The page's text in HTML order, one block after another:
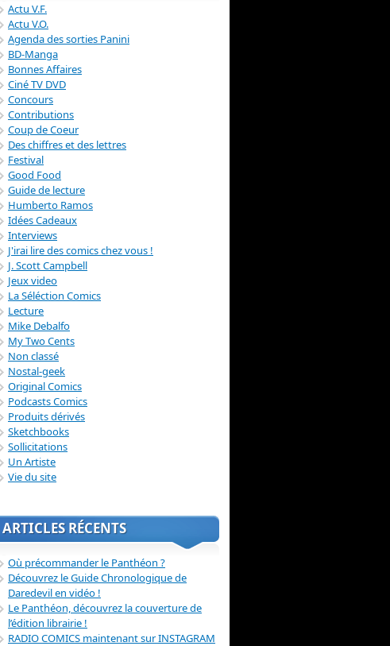
Actu V.F.
Actu V.O.
Agenda des sorties Panini
BD-Manga
Bonnes Affaires
Ciné TV DVD
Concours
Contributions
Coup de Coeur
Des chiffres et des lettres
Festival
Good Food
Guide de lecture
Humberto Ramos
Idées Cadeaux
Interviews
J'irai lire des comics chez vous !
J. Scott Campbell
Jeux video
La Séléction Comics
Lecture
Mike Debalfo
My Two Cents
Non classé
Nostal-geek
Original Comics
Podcasts Comics
Produits dérivés
Sketchbooks
Sollicitations
Un Artiste
Vie du site
ARTICLES RÉCENTS
Où précommander le Panthéon ?
Découvrez le Guide Chronologique de
Daredevil en vidéo !
Le Panthéon, découvrez la couverture de
l’édition librairie !
RADIO COMICS maintenant sur INSTAGRAM